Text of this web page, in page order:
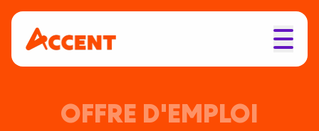
OFFRE D'EMPLOI